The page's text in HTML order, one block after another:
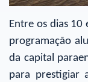
Entre os dias 10
programação
da capital
para prestigiar